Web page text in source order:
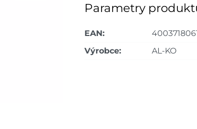
Parametry
EAN:
Výrobce:
AL-KO